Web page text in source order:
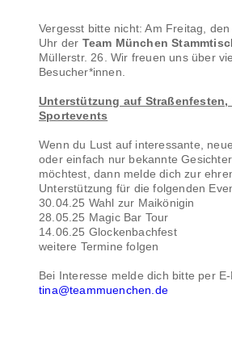
Vergesst bitte nicht: Am Freitag, den
Uhr der Team München
Müllerstr. 26. Wir freuen uns über
Besucher*innen.
Unterstützung auf Straßenfesten,
Sportevents
Wenn du Lust auf interessante,
oder einfach nur bekannte
möchtest, dann melde dich zur
Unterstützung für die folgenden
30.04.25 Wahl zur Maikönigin
28.05.25 Magic Bar Tour
14.06.25 Glockenbachfest
weitere Termine folgen
Bei Interesse melde dich bitte per
tina@teammuenchen.de